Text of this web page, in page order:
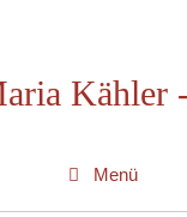
Kähler
Menü